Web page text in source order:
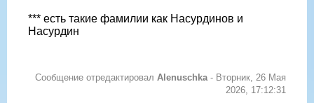
*** есть такие фамилии как Насурдинов и
Насурдин
Сообщение отредактировал Alenuschka - Вторник, 26 Мая
2026, 17:12:31